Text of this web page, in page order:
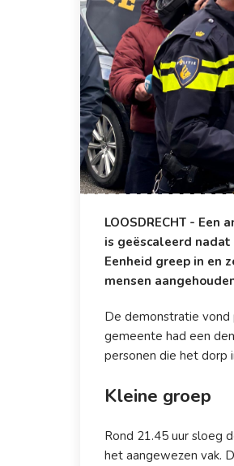
LOOSDRECHT -
is geëscaleerd
Eenheid greep in en
mensen
De demonstratie
gemeente had een
personen die het dorp
Kleine groep
Rond 21.45 uur sloeg
het aangewezen vak.